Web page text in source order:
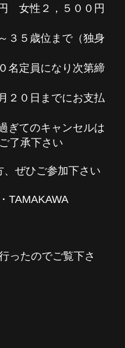
女性２，５００円
３５歳位まで（独身
名定員になり次第締
２０日までにお支払
ぎてのキャンセルは
了承下さい
、ぜひご参加下さい
ったのでご覧下さ